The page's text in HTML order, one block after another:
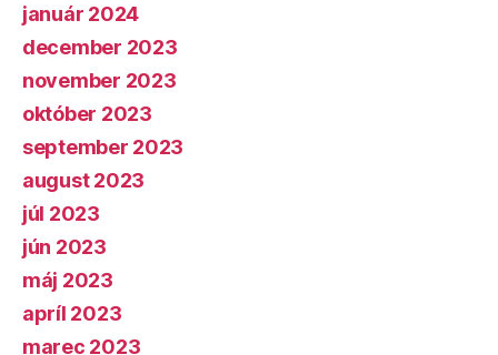
január 2024
december 2023
november 2023
október 2023
september 2023
august 2023
júl 2023
jún 2023
máj 2023
apríl 2023
marec 2023